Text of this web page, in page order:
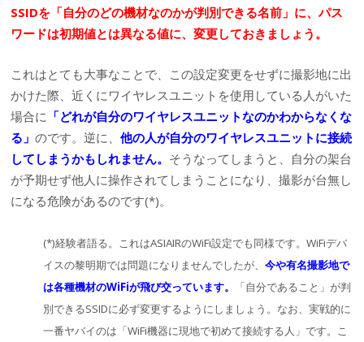
SSIDを「自分のどの機材なのかが判別できる名前」に、パス
ワードは初期値とは異なる値に、変更しておきましょう。
これはとても大事なことで、この設定変更をせずに撮影地に出
かけた際、近くにワイヤレスユニットを使用している人がいた
場合に 「どれが自分のワイヤレスユニットなのかわからなくな
る」のです。逆に、他の人が自分のワイヤレスユニットに接続
してしまうかもしれません。 そうなってしまうと、自分の架台
が予期せず他人に操作されてしまうことになり、撮影が台無し
になる危険があるのです(*)。
(*)経験者語る。これはASIAIRのWiFi設定でも同様です。WiFiデバ
イスの黎明期では問題になりませんでしたが、今や有名撮影地で
は各種機材のWiFiが飛び交っています。
「自分であること」が判
別できるSSIDに必ず変更するようにしましょう。なお、実戦的に
一番ヤバイのは「WiFi機器に現地で初めて接続する人」です。こ